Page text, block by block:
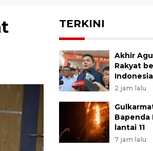
TERKINI
Akhir
Rakyat
Indonesia
2 jam lalu
Bapenda
lantai 11
7 jam lalu